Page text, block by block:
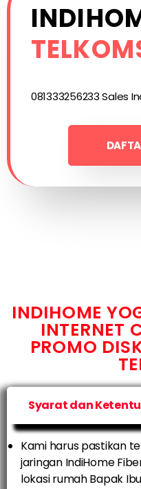
081333256233 Sales
INDIHOME
INTERNET
PROMO
Syarat dan
Kami harus pastikan
jaringan IndiHome
lokasi rumah Bapak